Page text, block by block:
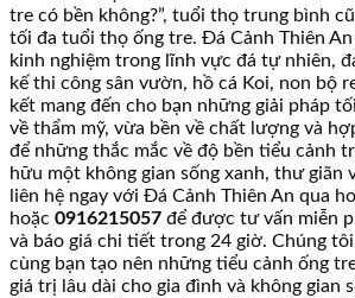
tre có bền không?”, tuổi thọ trung bình
tối đa tuổi thọ ống tre. Đá Cảnh Thiên
kinh nghiệm trong lĩnh vực đá tự nhiên,
kế thi công sân vườn, hồ cá Koi, non bộ
kết mang đến cho bạn những giải pháp
về thẩm mỹ, vừa bền về chất lượng và
để những thắc mắc về độ bền tiểu cảnh
hữu một không gian sống xanh, thư giãn
liên hệ ngay với Đá Cảnh Thiên An qua
hoặc 0916215057 để được tư vấn miễn
và báo giá chi tiết trong 24 giờ. Chúng tôi
cùng bạn tạo nên những tiểu cảnh ống
giá trị lâu dài cho gia đình và không gian